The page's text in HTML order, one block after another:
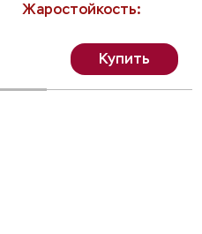
Жаростойкость:
Купить